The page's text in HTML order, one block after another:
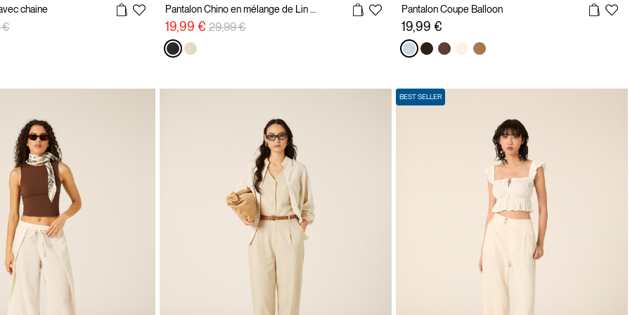
chaine
de
€à 19,99 € Prix réduit de
29,99 €à
Pantalon Coupe Balloon
19,99 €
BEST SELLER